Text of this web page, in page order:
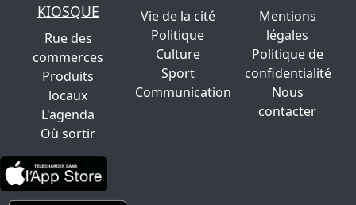
KIOSQUE
Rue des
commerces
Produits
locaux
L'agenda
Où sortir
Vie de la cité
Politique
Culture
Sport
Communication
Mentions
légales
Politique de
confidentialité
Nous
contacter